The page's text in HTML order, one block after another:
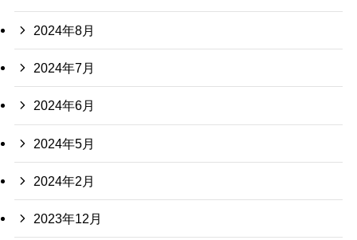
2024年8月
2024年7月
2024年6月
2024年5月
2024年2月
2023年12月